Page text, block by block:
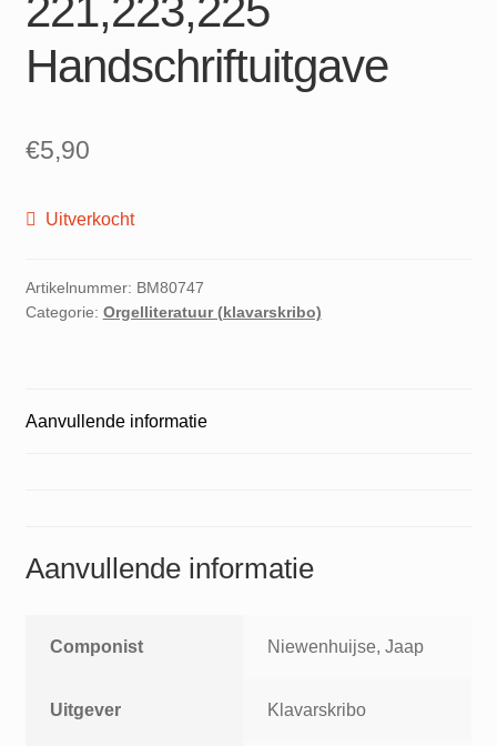
221,223,225
Handschriftuitgave
€5,90
Uitverkocht
Artikelnummer: BM80747
Categorie: Orgelliteratuur (klavarskribo)
Aanvullende informatie
Aanvullende informatie
Componist Niewenhuijse, Jaap
Uitgever Klavarskribo